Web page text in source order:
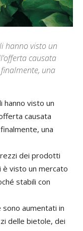
hanno visto un
causata
una
visto un
causata
una
dei prodotti
visto un mercato
stabili con
aumentati in
delle bietole, dei